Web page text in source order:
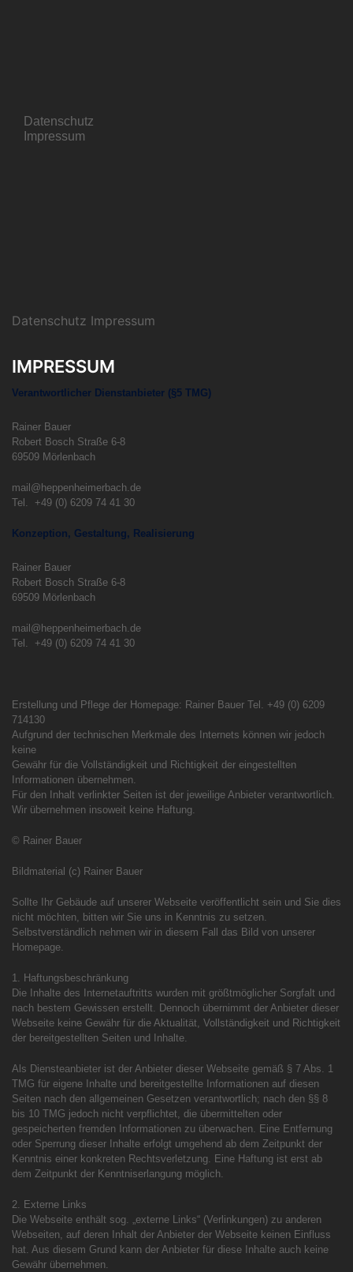
Datenschutz
Impressum
Datenschutz Impressum
IMPRESSUM
Verantwortlicher Dienstanbieter (§5 TMG)
Rainer Bauer
Robert Bosch Straße 6-8
69509 Mörlenbach
mail@heppenheimerbach.de
Tel. +49 (0) 6209 74 41 30
Konzeption, Gestaltung, Realisierung
Rainer Bauer
Robert Bosch Straße 6-8
69509 Mörlenbach
mail@heppenheimerbach.de
Tel. +49 (0) 6209 74 41 30
Erstellung und Pflege der Homepage: Rainer Bauer Tel. +49 (0) 6209
714130
Aufgrund der technischen Merkmale des Internets können wir jedoch
keine
Gewähr für die Vollständigkeit und Richtigkeit der eingestellten
Informationen übernehmen.
Für den Inhalt verlinkter Seiten ist der jeweilige Anbieter verantwortlich.
Wir übernehmen insoweit keine Haftung.
© Rainer Bauer
Bildmaterial (c) Rainer Bauer
Sollte Ihr Gebäude auf unserer Webseite veröffentlicht sein und Sie dies
nicht möchten, bitten wir Sie uns in Kenntnis zu setzen.
Selbstverständlich nehmen wir in diesem Fall das Bild von unserer
Homepage.
1. Haftungsbeschränkung
Die Inhalte des Internetauftritts wurden mit größtmöglicher Sorgfalt und
nach bestem Gewissen erstellt. Dennoch übernimmt der Anbieter dieser
Webseite keine Gewähr für die Aktualität, Vollständigkeit und Richtigkeit
der bereitgestellten Seiten und Inhalte.
Als Diensteanbieter ist der Anbieter dieser Webseite gemäß § 7 Abs. 1
TMG für eigene Inhalte und bereitgestellte Informationen auf diesen
Seiten nach den allgemeinen Gesetzen verantwortlich; nach den §§ 8
bis 10 TMG jedoch nicht verpflichtet, die übermittelten oder
gespeicherten fremden Informationen zu überwachen. Eine Entfernung
oder Sperrung dieser Inhalte erfolgt umgehend ab dem Zeitpunkt der
Kenntnis einer konkreten Rechtsverletzung. Eine Haftung ist erst ab
dem Zeitpunkt der Kenntniserlangung möglich.
2. Externe Links
Die Webseite enthält sog. „externe Links“ (Verlinkungen) zu anderen
Webseiten, auf deren Inhalt der Anbieter der Webseite keinen Einfluss
hat. Aus diesem Grund kann der Anbieter für diese Inhalte auch keine
Gewähr übernehmen.